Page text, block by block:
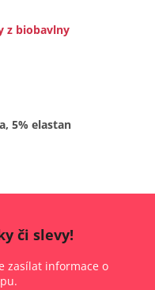
z biobavlny
5% elastan
či slevy!
zasílat informace o